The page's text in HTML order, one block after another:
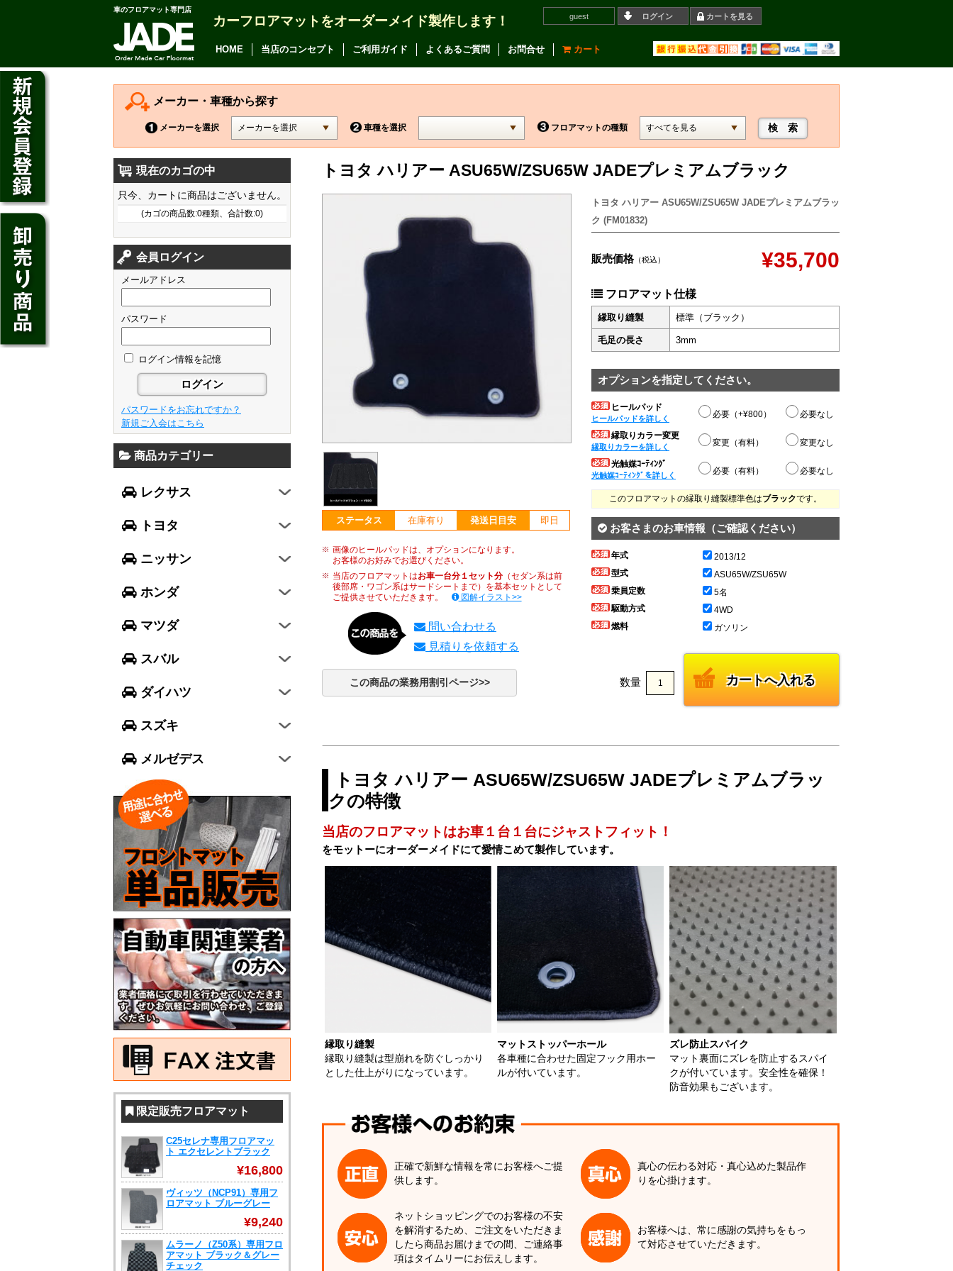
車のフロアマット専門店
カーフロアマットをオーダーメイド製作します！ guest ログイン カートを見る
HOME 当店のコンセプト ご利用ガイド よくあるご質問 お問合せ カート
メーカー・車種から探す
メーカーを選択 車種を選択 フロアマットの種類
トヨタ ハリアー ASU65W/ZSU65W JADEプレミアムブラック
ステータス 在庫有り 発送日目安 即日
画像のヒールパッドは、オプションになります。
お客様のお好みでお選びください。
当店のフロアマットはお車一台分１セット分（セダン系は前
後部席・ワゴン系はサードシートまで）を基本セットとして
ご提供させていただきます。
図解イラスト>>
問い合わせる
見積りを依頼する
この商品の業務用割引ページ>>
トヨタ ハリアー ASU65W/ZSU65W JADEプレミアムブラッ
ク (FM01832)
販売価格（税込） ¥35,700
フロアマット仕様
縁取り縫製 標準（ブラック）
毛足の長さ 3mm
オプションを指定してください。
ヒールパッド
ヒールパッドを詳しく 必要（+¥800） 必要なし
縁取りカラー変更
縁取りカラーを詳しく 変更（有料） 変更なし
光触媒ｺｰﾃｨﾝｸﾞ
光触媒ｺｰﾃｨﾝｸﾞを詳しく 必要（有料） 必要なし
このフロアマットの縁取り縫製標準色はブラックです。
お客さまのお車情報（ご確認ください）
年式
2013/12
型式
ASU65W/ZSU65W
乗員定数
5名
駆動方式
4WD
燃料
ガソリン
数量
トヨタ ハリアー ASU65W/ZSU65W JADEプレミアムブラッ
クの特徴
当店のフロアマットはお車１台１台にジャストフィット！
をモットーにオーダーメイドにて愛情こめて製作しています。
縁取り縫製
縁取り縫製は型崩れを防ぐしっかり
とした仕上がりになっています。
マットストッパーホール
各車種に合わせた固定フック用ホー
ルが付いています。
ズレ防止スパイク
マット裏面にズレを防止するスパイ
クが付いています。安全性を確保！
防音効果もございます。
正確で新鮮な情報を常にお客様へご提
供します。
真心の伝わる対応・真心込めた製品作
りを心掛けます。
ネットショッピングでのお客様の不安
を解消するため、ご注文をいただきま
したら商品お届けまでの間、ご連絡事
項はタイムリーにお伝えします。
お客様へは、常に感謝の気持ちをもっ
て対応させていただきます。
現在のカゴの中
只今、カートに商品はございません。
(カゴの商品数:0種類、合計数:0)
会員ログイン
メールアドレス
パスワード
ログイン情報を記憶
パスワードをお忘れですか？
新規ご入会はこちら
商品カテゴリー
レクサス
CT200h
HS250h
GS
GS F
NX
RX
LX570
RC
LC
トヨタ
アルファード
ヴェルファイア
カムリ
カローラ アクシオ
プレミオ
プリウス
SAI
クラウン アスリート
クラウン マジェスタ
クラウン ロイヤル
アベンシス
カローラ フィールダー
プリウスα
FJクルーザー
CH-R
ハリアー
86
ニッサン
デイズ
デイズ ルークス
ジューク
ノート
キューブ
セレナ
エルグランド
エクストレイル
ティアナ
スカイライン
GT-R
ホンダ
フィット
シャトル
ジェイド
フリード
N-ONE
N-BOX
N-BOX SLASH
N-BOX+
N-WGN
グレイス
ヴェゼル
マツダ
フレア
フレアワゴン
フレアクロスオーバー
キャロル
デミオ
アクセラ スポーツ
アテンザ ワゴン
CX-3
ビアンテ
スバル
レガシィ B4
レガシィ アウトバック
WRX S4
インプレッサ スポーツ
インプレッサ G4
エクシーガ クロスオーバー7
ダイハツ
ミラ イース
ミラ
ミラ ココア
ムーヴ キャンバス
タント
トール
スズキ
スペーシア
ハスラー
エヴリィワゴン
スイフト
ジムニー シエラ
メルゼデス
Aクラス
GLCクラス
限定販売フロアマット
C25セレナ専用フロアマッ
ト エクセレントブラック
¥16,800
ヴィッツ（NCP91）専用フ
ロアマット ブルーグレー
¥9,240
ムラーノ（Z50系）専用フロ
アマット ブラック＆グレー
チェック